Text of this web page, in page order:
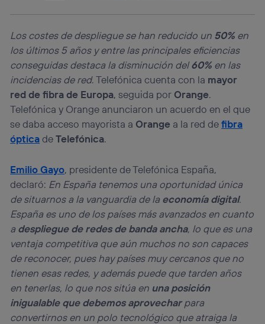
Los costes de despliegue se han reducido un 50% en
los últimos 5 años y entre las principales eficiencias
conseguidas destaca la disminución del60% en las
incidencias de red. Telefónica cuenta con la mayor
red de fibra de Europa, seguida por Orange.
Telefónica y Orange anunciaron un acuerdo en el que
se daba acceso mayorista a Orange a la red defibra
ópticadeTelefónica.
Emilio Gayo, presidente de Telefónica España,
declaró: En España tenemos una oportunidad única
de situarnos a la vanguardia de laeconomía digital.
España es uno de los países más avanzados en cuanto
adespliegue de redes de banda ancha, lo que es una
ventaja competitiva que aún muchos no son capaces
de reconocer, pues hay países muy cercanos que no
tienen esas redes, y además puede que tarden años
en tenerlas, lo que nos sitúa en una posición
inigualable que debemos aprovecharpara
convertirnos en un polo tecnológico que atraiga la
el marketing o análisis se realizará en función de las
que hayan dado su consentimiento.
Si utilizasdatos móviles, el marketing será más
personalizado, ya que se basará únicamente en la
navegación del usuario del móvil.
Puedes gestionar los consentimientos Utiq seleccionando
“Administrar Utiq” en la parte inferior de esta página web o
visitando el portal de privacidad de Utiq
(“consenthub”). Para más información, consulta
la
política de privacidad de Utiq